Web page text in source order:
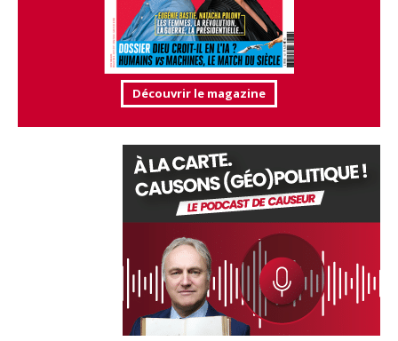
Découvrir le magazine